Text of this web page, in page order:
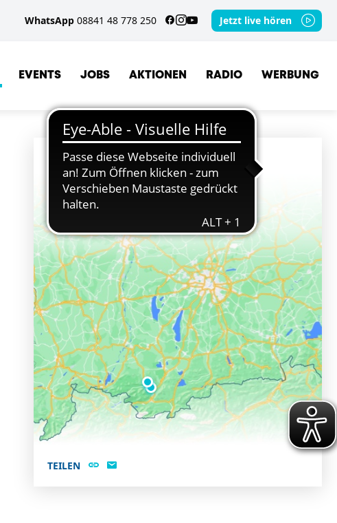
WhatsApp 08841 48 778 250 Jetzt live hören
EVENTS JOBS AKTIONEN RADIO WERBUNG
ORTE
OBERAMMERGAU ETTAL
TEILEN